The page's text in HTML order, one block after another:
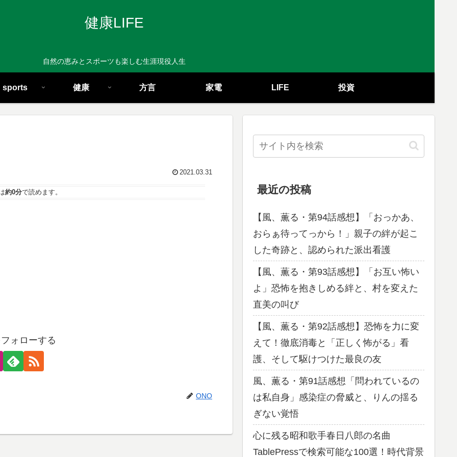
健康LIFE
自然の恵みとスポーツも楽しむ生涯現役人生
sports 健康 方言 家電 LIFE 投資
2021.03.31
約0分で読めます。
ォローする
ONO
最近の投稿
【風、薫る・第94話感想】「おっかあ、
おらぁ待ってっから！」親子の絆が起こ
した奇跡と、認められた派出看護
【風、薫る・第93話感想】「お互い怖い
よ」恐怖を抱きしめる絆と、村を変えた
直美の叫び
【風、薫る・第92話感想】恐怖を力に変
えて！徹底消毒と「正しく怖がる」看
護、そして駆けつけた最良の友
風、薫る・第91話感想「問われているの
は私自身」感染症の脅威と、りんの揺る
ぎない覚悟
心に残る昭和歌手春日八郎の名曲
TablePressで検索可能な100選！時代背景